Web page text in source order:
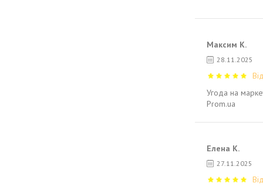
Максим К.
28.11.2025
Угода на
Prom.ua
Елена К.
27.11.2025